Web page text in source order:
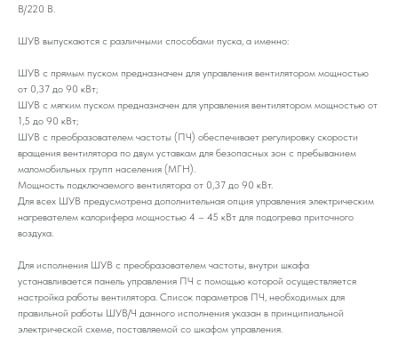
В/220 В.
ШУВ выпускаются с различными способами пуска, а именно:
ШУВ с прямым пуском предназначен для управления вентилятором мощностью
от 0,37 до 90 кВт;
ШУВ с мягким пуском предназначен для управления вентилятором мощностью от
1,5 до 90 кВт;
ШУВ с преобразователем частоты (ПЧ) обеспечивает регулировку скорости
вращения вентилятора по двум уставкам для безопасных зон с пребыванием
маломобильных групп населения (МГН).
Мощность подключаемого вентилятора от 0,37 до 90 кВт.
Для всех ШУВ предусмотрена дополнительная опция управления электрическим
нагревателем калорифера мощностью 4 – 45 кВт для подогрева приточного
воздуха.
Для исполнения ШУВ с преобразователем частоты, внутри шкафа
устанавливается панель управления ПЧ с помощью которой осуществляется
настройка работы вентилятора. Список параметров ПЧ, необходимых для
правильной работы ШУВ/Ч данного исполнения указан в принципиальной
электрической схеме, поставляемой со шкафом управления.